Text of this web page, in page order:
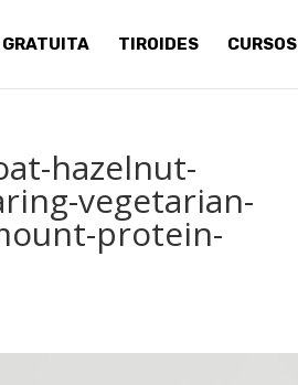
GRATUITA TIROIDES CURSOS
hazelnut-
vegetarian-
protein-